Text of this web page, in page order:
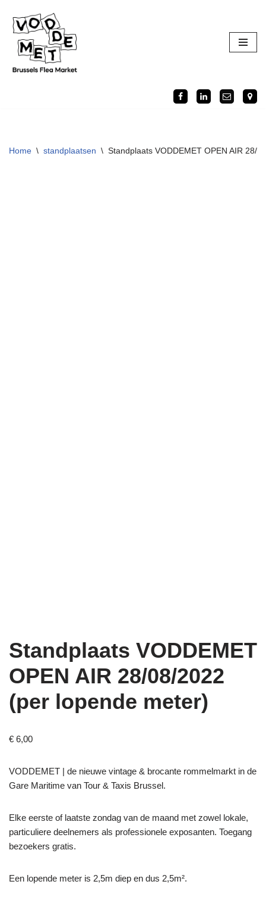
Ga
naar
inhoud
Home \ standplaatsen \ Standplaats VODDEMET OPEN AIR 28/
Standplaats VODDEMET
OPEN AIR 28/08/2022
(per lopende meter)
€ 6,00
VODDEMET | de nieuwe vintage & brocante rommelmarkt in de
Gare Maritime van Tour & Taxis Brussel.
Elke eerste of laatste zondag van de maand met zowel lokale,
particuliere deelnemers als professionele exposanten. Toegang
bezoekers gratis.
Een lopende meter is 2,5m diep en dus 2,5m².